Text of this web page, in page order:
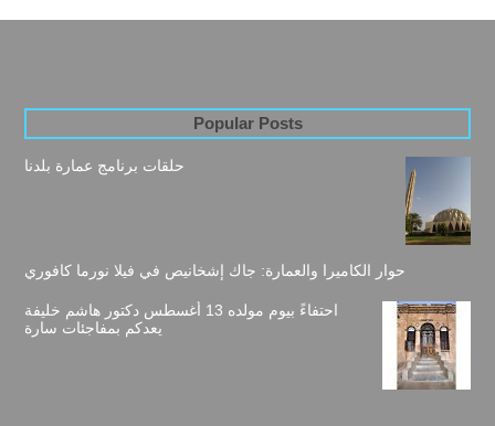
Popular Posts
حلقات برنامج عمارة بلدنا
حوار الكاميرا والعمارة: جاك إشخانيص في فيلا نورما كافوري
احتفاءً بيوم مولده 13 أغسطس دكتور هاشم خليفة
يعدكم بمفاجئات سارة